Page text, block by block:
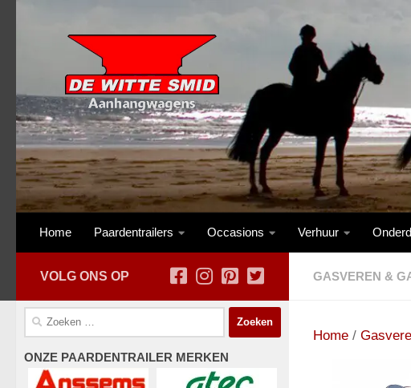
Home Paardentrailers Occasions Verhuur
GASVEREN &
Home /
VOLG ONS OP
Zoeken
ONZE PAARDENTRAILER MERKEN